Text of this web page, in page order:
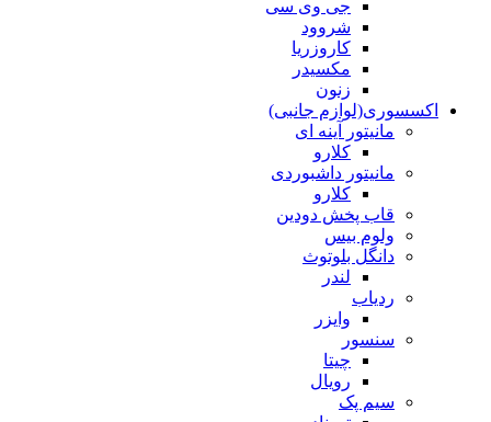
جی وی سی
شروود
کاروزریا
مکسیدر
زنون
اکسسوری(لوازم جانبی)
مانیتور آینه ای
کلارو
مانیتور داشبوردی
کلارو
قاب پخش دودین
ولوم بیس
دانگل بلوتوث
لندر
ردیاب
وایزر
سنسور
چیتا
رویال
سیم پک